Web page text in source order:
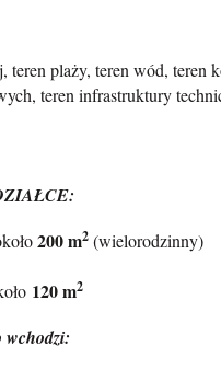
teren plaży, teren wód, teren
teren infrastruktury
200 m2 (wielorodzinny)
120 m2
wchodzi: